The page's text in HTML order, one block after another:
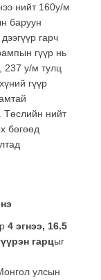
нийт 160у/м
баруун
гарч
гүүр нь
237 у/м тулц
гүүр
Төслийн нийт
бөгөөд
4 эгнээ, 16.5
гарцыг
улсын